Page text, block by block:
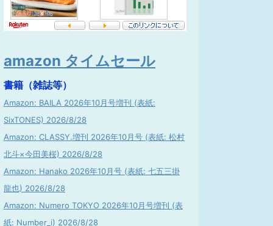
amazon タイムセール
書籍（雑誌等）
Amazon: BAILA 2026年10月号増刊 (表紙:
SixTONES) 2026/8/28
Amazon: CLASSY.増刊 2026年10月号 (表紙: 松村
北斗×今田美桜) 2026/8/28
Amazon: Hanako 2026年10月号 (表紙: 七五三掛
龍也) 2026/8/28
Amazon: Numero TOKYO 2026年10月号増刊 (表
紙: Number_i) 2026/8/28